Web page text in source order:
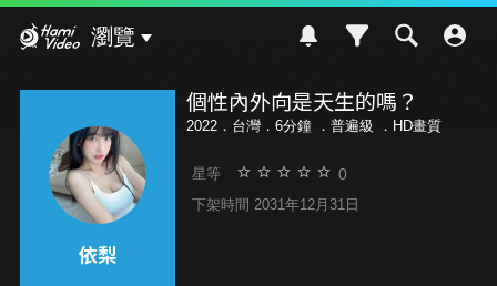
瀏覽
個性內外向是天生的嗎？
2022．台灣．6分鐘 ． 普遍級 ．HD畫質
星等 0
下架時間 2031年12月31日